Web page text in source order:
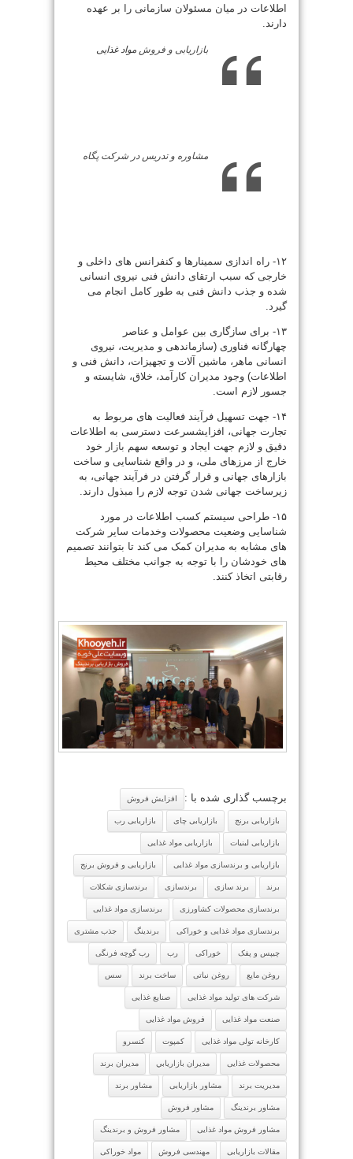
اطلاعات در میان مسئولان سازمانی را بر عهده
دارند.
بازاریابی و فروش مواد غذایی
مشاوره و تدریس در شرکت پگاه
۱۲- راه اندازی سمینارها و کنفرانس های داخلی و
خارجی که سبب ارتقای دانش فنی نیروی انسانی
شده و جذب دانش فنی به طور کامل انجام می
گیرد.
۱۳- برای سازگاری بین عوامل و عناصر
چهارگانه فناوری (سازماندهی و مدیریت، نیروی
انسانی ماهر، ماشین آلات و تجهیزات، دانش فنی و
اطلاعات) وجود مدیران کارآمد، خلاق، شایسته و
جسور لازم است.
۱۴- جهت تسهیل فرآیند فعالیت های مربوط به
تجارت جهانی، افزایشسرعت دسترسی به اطلاعات
دقیق و لازم جهت ایجاد و توسعه سهم بازار خود
خارج از مرزهای ملی، و در واقع شناسایی و ساخت
بازارهای جهانی و قرار گرفتن در فرآیند جهانی، به
زیرساخت جهانی شدن توجه لازم را مبذول دارند.
۱۵- طراحی سیستم کسب اطلاعات در مورد
شناسایی وضعیت محصولات وخدمات سایر شرکت
های مشابه به مدیران کمک می کند تا بتوانند تصمیم
های خودشان را با توجه به جوانب مختلف محیط
رقابتی اتخاذ کنند.
برچسب گذاری شده با : افزایش فروش
بازاریابی برنج بازاریابی چای بازاریابی رب
بازاریابی لبنیات بازاریابی مواد غذایی
بازاریابی و برندسازی مواد غذایی بازاریابی و فروش برنج
برند برند سازی برندسازی برندسازی شکلات
برندسازی محصولات کشاورزی برندسازی مواد غذایی
برندسازی مواد غذایی و خوراکی برندینگ جذب مشتری
چیپس و پفک خوراکی رب رب گوچه فرنگی
روغن مایع روغن نباتی ساخت برند سس
شرکت های تولید مواد غذایی صنایع غذایی
صنعت مواد غذایی فروش مواد غذایی
کارخانه تولی مواد غذایی کمپوت کنسرو
محصولات غذایی مدیران بازاريابي مدیران برند
مدیریت برند مشاور بازاریابی مشاور برند
مشاور برندینگ مشاور فروش
مشاور فروش مواد غذایی مشاور فروش و برندینگ
مقالات بازاریابی مهندسی فروش مواد خوراکی